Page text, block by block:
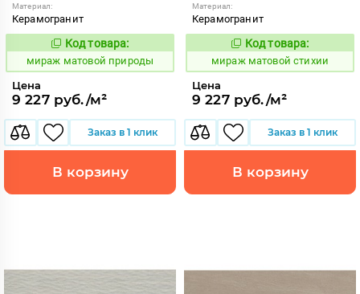
Материал:
Керамогранит
991100
Код товара:
мираж матовой природы
Цена
9 227 руб./м²
Заказ в 1 клик
В корзину
Материал:
Керамогранит
991098
Код товара:
мираж матовой стихии
Цена
9 227 руб./м²
Заказ в 1 клик
В корзину